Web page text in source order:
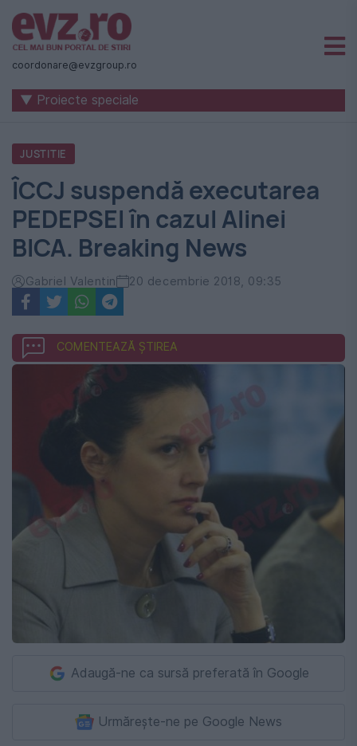
Știri
naționale
internaționale
România
Evenimentul
Zilei
coordonare@evzgroup.ro
▼ Proiecte speciale
JUSTITIE
ÎCCJ suspendă executarea
PEDEPSEI în cazul Alinei
BICA. Breaking News
Gabriel Valentin 20 decembrie 2018, 09:35
COMENTEAZĂ ȘTIREA
Adaugă-ne ca sursă preferată în Google
Urmărește-ne pe Google News